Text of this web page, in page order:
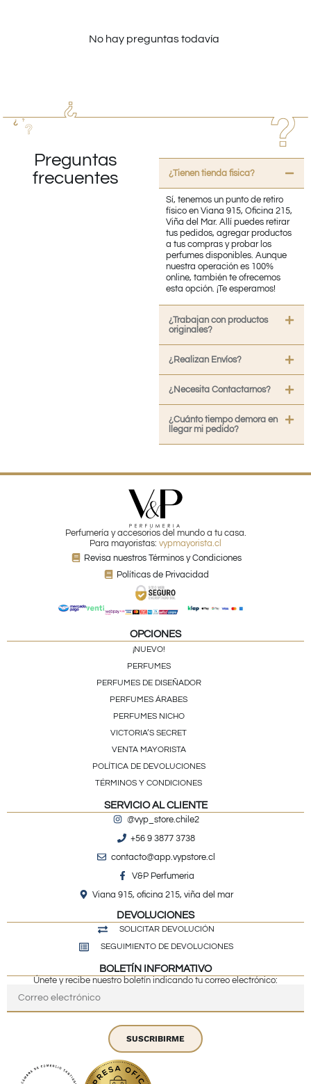
No hay preguntas todavía
Preguntas
frecuentes
¿Tienen tienda fisica?
Sí, tenemos un punto de retiro
físico en Viana 915, Oficina 215,
Viña del Mar. Allí puedes retirar
tus pedidos, agregar productos
a tus compras y probar los
perfumes disponibles. Aunque
nuestra operación es 100%
online, también te ofrecemos
esta opción. ¡Te esperamos!
¿Trabajan con productos
originales?
¿Realizan Envíos?
¿Necesita Contactarnos?
¿Cuánto tiempo demora en
llegar mi pedido?
Perfumería y accesorios del mundo a tu casa.
Para mayoristas: vypmayorista.cl
Revisa nuestros Términos y Condiciones
Políticas de Privacidad
OPCIONES
¡NUEVO!
PERFUMES
PERFUMES DE DISEÑADOR
PERFUMES ÁRABES
PERFUMES NICHO
VICTORIA’S SECRET
VENTA MAYORISTA
POLÍTICA DE DEVOLUCIONES
TÉRMINOS Y CONDICIONES
SERVICIO AL CLIENTE
@vyp_store.chile2
+56 9 3877 3738
contacto@app.vypstore.cl
V&P Perfumeria
Viana 915, oficina 215, viña del mar
DEVOLUCIONES
SOLICITAR DEVOLUCIÓN
SEGUIMIENTO DE DEVOLUCIONES
BOLETÍN INFORMATIVO
Únete y recibe nuestro boletín indicando tu correo electrónico:
SUSCRIBIRME